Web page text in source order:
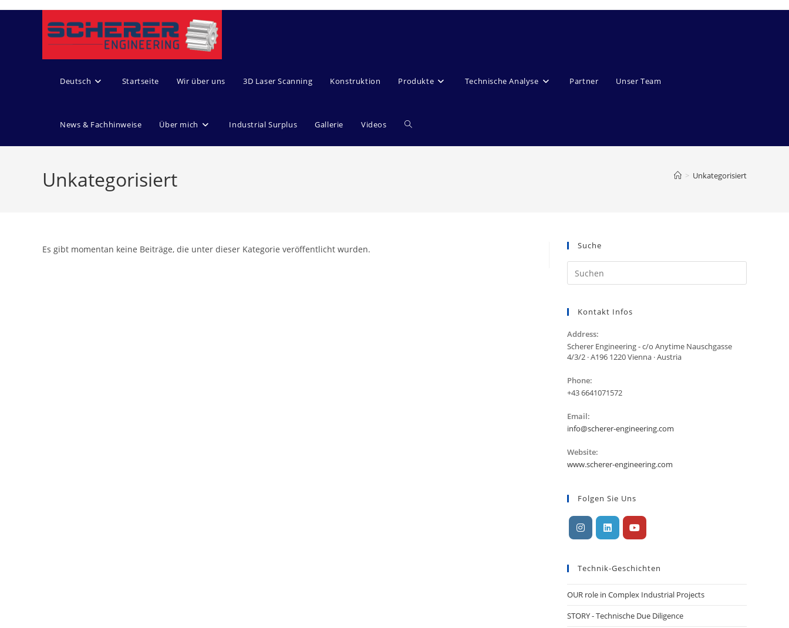
Deutsch Startseite Wir über uns 3D Laser Scanning Konstruktion Produkte Technische Analyse Partner Unser Team
News & Fachhinweise Über mich Industrial Surplus Gallerie Videos Website-
Unkategorisiert > Unkategorisiert
Es gibt momentan keine Beiträge, die unter dieser Kategorie veröffentlicht wurden. Suche
Kontakt Infos
Address:
Scherer Engineering - c/o Anytime Nauschgasse
4/3/2 · A196 1220 Vienna · Austria
Phone:
+43 6641071572
Email:
info@scherer-engineering.com
Website:
www.scherer-engineering.com
Folgen Sie Uns
einer
neuen
neuen
neuen
Technik-Geschichten
OUR role in Complex Industrial Projects
STORY - Technische Due Diligence